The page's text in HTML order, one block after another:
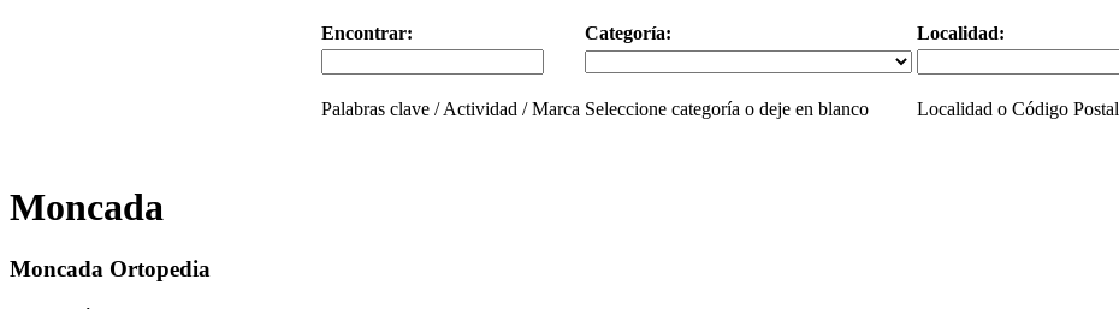
Encontrar: Categoría: Localidad:
Palabras clave / Actividad / Marca Seleccione categoría o deje en blanco Localidad o Código Postal
Moncada
Moncada Ortopedia